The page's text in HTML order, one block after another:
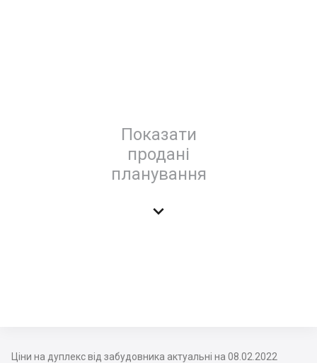
Показати
продані
планування

Ціни на дуплекс від забудовника актуальні на 08.02.2022